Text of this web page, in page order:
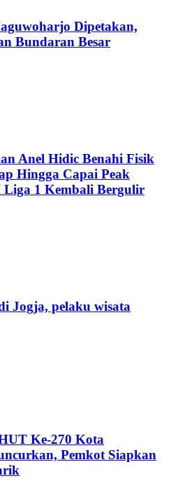
Dipetakan,
Bundaran Besar
Anel Hidic Benahi Fisik
Hingga Capai Peak
Liga 1 Kembali Bergulir
Jogja, pelaku wisata
Ke-270 Kota
Pemkot Siapkan